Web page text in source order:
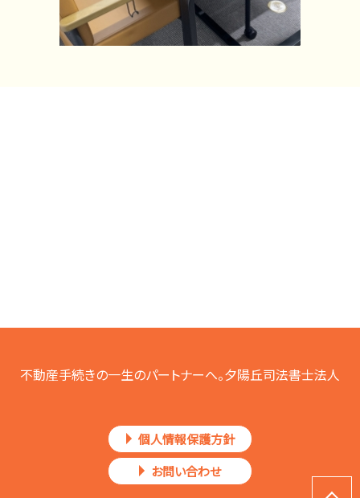
不動産手続きの一生のパートナーへ。夕陽丘司法書士法人
個人情報保護方針
お問い合わせ